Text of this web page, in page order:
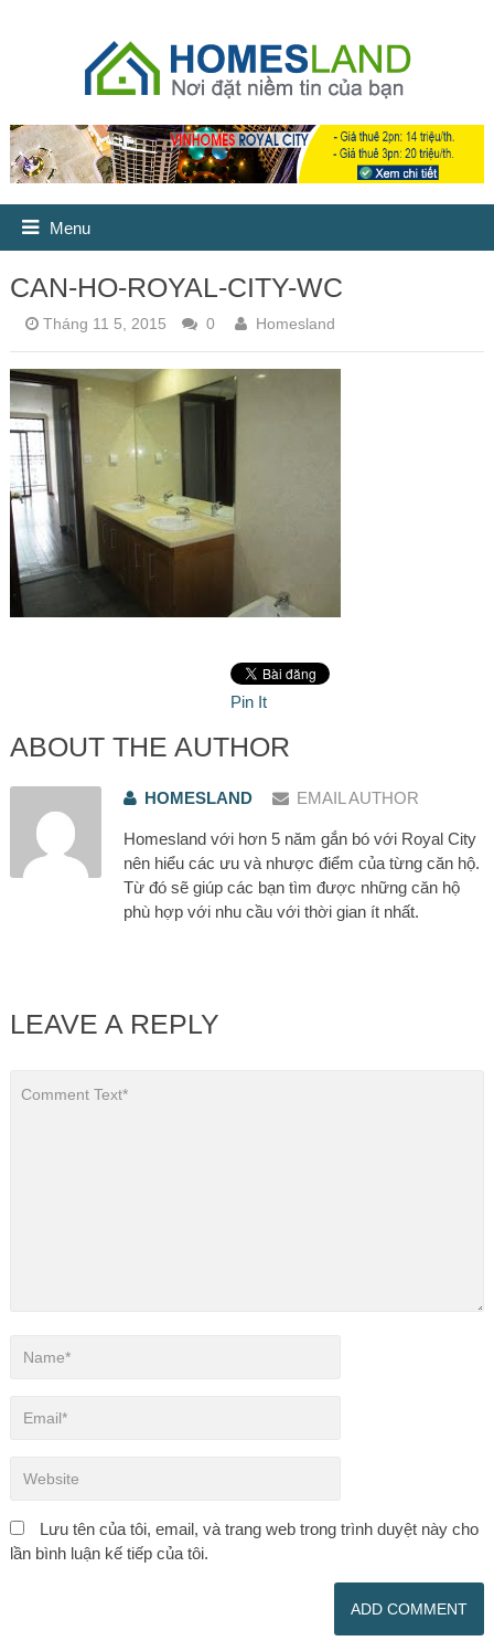
Menu
CAN-HO-ROYAL-CITY-WC
Tháng 11 5, 2015 0 Homesland
Pin It
ABOUT THE AUTHOR
HOMESLAND EMAIL AUTHOR
Homesland với hơn 5 năm gắn bó với Royal City
nên hiểu các ưu và nhược điểm của từng căn hộ.
Từ đó sẽ giúp các bạn tìm được những căn hộ
phù hợp với nhu cầu với thời gian ít nhất.
LEAVE A REPLY
Lưu tên của tôi, email, và trang web trong trình duyệt này cho
lần bình luận kế tiếp của tôi.